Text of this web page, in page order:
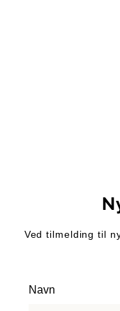
Ved tilmelding til
Navn